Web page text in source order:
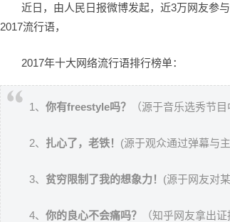
近日，由人民日报微博发起，近3万网友参
2017流行语，
2017年十大网络流行语排行榜单：
1、 你有freestyle吗？ （源于音乐选秀节
2、 扎心了，老铁！ (源于观众通过弹幕与
3、 贫穷限制了我的想象力！ (源于网友对
4、 你的良心不会痛吗？
（知乎网友拿出